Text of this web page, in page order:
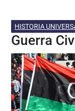
HISTORIA
Guerra